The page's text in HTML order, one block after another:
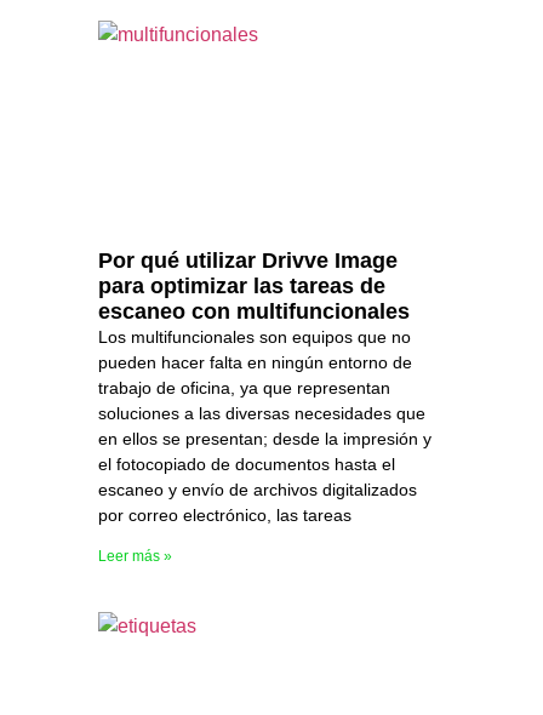
Por qué utilizar Drivve Image
para optimizar las tareas de
escaneo con multifuncionales
Los multifuncionales son equipos que no
pueden hacer falta en ningún entorno de
trabajo de oficina, ya que representan
soluciones a las diversas necesidades que
en ellos se presentan; desde la impresión y
el fotocopiado de documentos hasta el
escaneo y envío de archivos digitalizados
por correo electrónico, las tareas
Leer más »